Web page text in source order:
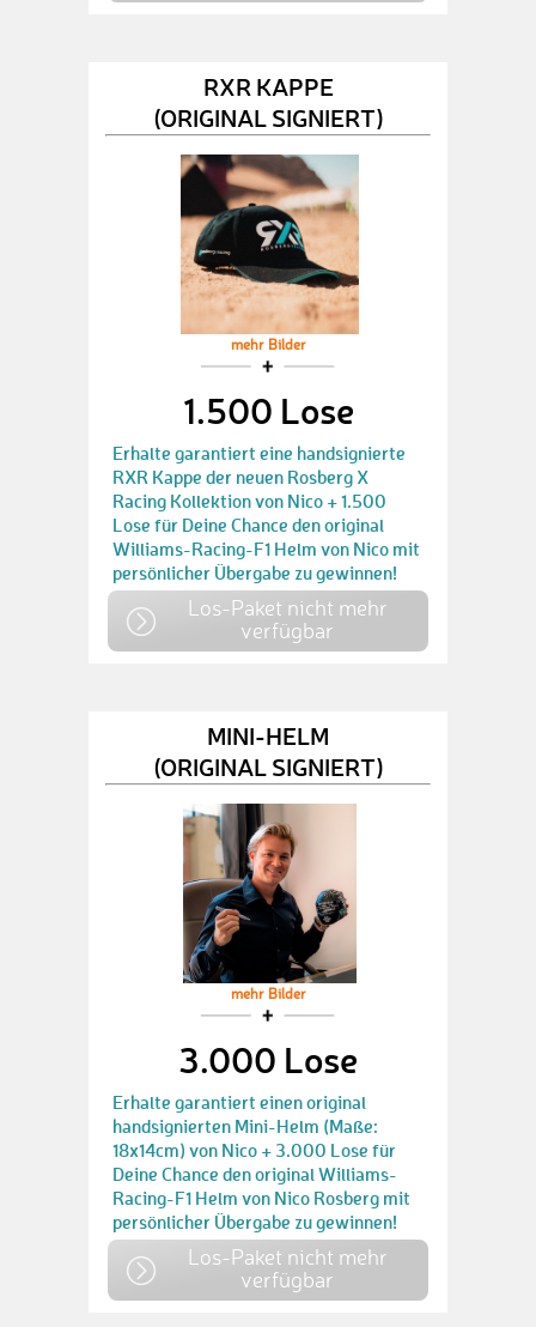
RXR KAPPE
(ORIGINAL SIGNIERT)
mehr Bilder
1.500 Lose
Erhalte garantiert eine handsignierte
RXR Kappe der neuen Rosberg X
Racing Kollektion von Nico + 1.500
Lose für Deine Chance den original
Williams-Racing-F1 Helm von Nico mit
persönlicher Übergabe zu gewinnen!
Los-Paket nicht mehr
verfügbar
MINI-HELM
(ORIGINAL SIGNIERT)
mehr Bilder
3.000 Lose
Erhalte garantiert einen original
handsignierten Mini-Helm (Maße:
18x14cm) von Nico + 3.000 Lose für
Deine Chance den original Williams-
Racing-F1 Helm von Nico Rosberg mit
persönlicher Übergabe zu gewinnen!
Los-Paket nicht mehr
verfügbar